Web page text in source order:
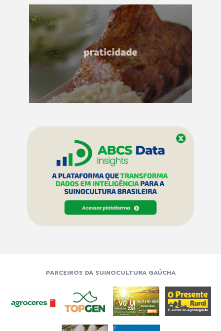
PARCEIROS DA SUINOCULTURA GAÚCHA